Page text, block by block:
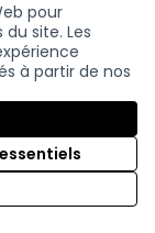
pour
site. Les
à partir de nos